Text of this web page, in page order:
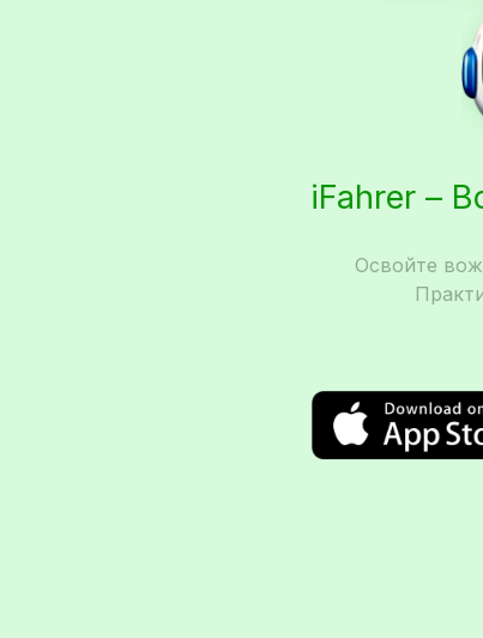
iFahrer –
Освойте